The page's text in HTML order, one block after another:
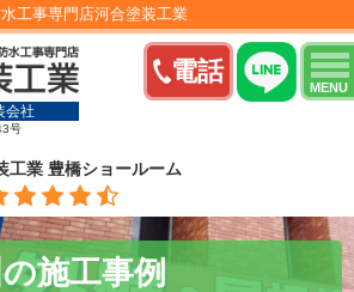
電話
MENU
工事専門店河合塗装工業
会社
号
工業 豊橋ショールーム
施工事例